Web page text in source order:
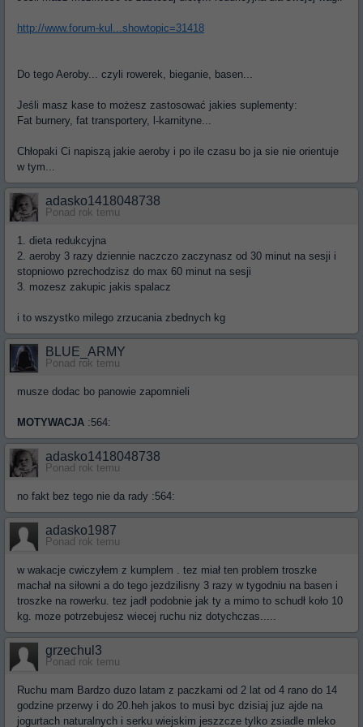
http://www.forum-kul...showtopic=31418
Do tego Aeroby... czyli rowerek, bieganie, basen...
Jeśli masz kase to możesz zastosować jakies suplementy:
Fat burnery, fat transportery, l-karnityne...
Chłopaki Ci napiszą jakie aeroby i po ile czasu bo ja sie nie orientuje
w tym...
adasko1418048738
Ponad rok temu
1. dieta redukcyjna
2. aeroby 3 razy dziennie naczczo zaczynasz od 30 minut na sesji i
stopniowo pzrechodzisz do max 60 minut na sesji
3. mozesz zakupic jakis spalacz
i to wszystko milego zrzucania zbednych kg
BLUE_ARMY
Ponad rok temu
musze dodac bo panowie zapomnieli
MOTYWACJA :564:
adasko1418048738
Ponad rok temu
no fakt bez tego nie da rady :564:
adasko1987
Ponad rok temu
w wakacje cwiczyłem z kumplem . tez miał ten problem troszke
machał na siłowni a do tego jezdzilisny 3 razy w tygodniu na basen i
troszke na rowerku. tez jadł podobnie jak ty a mimo to schudł koło 10
kg. moze potrzebujesz wiecej ruchu niz dotychczas.....
grzechul3
Ponad rok temu
Ruchu mam Bardzo duzo latam z paczkami od 2 lat od 4 rano do 14
godzine przerwy i do 20.heh jakos to musi byc dzisiaj juz ajde na
jogurtach naturalnych i serku wiejskim jeszzcze tylko zsiadle mleko